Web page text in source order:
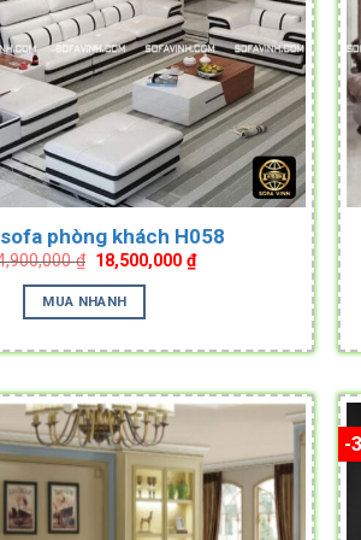
phòng khách H058
₫ Original
price
was:
24,900,000 ₫.
18,500,000₫Current
price
MUA NHANH
-